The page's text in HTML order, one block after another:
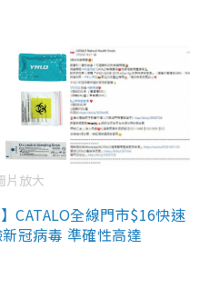
片放大
CATALO全線門市$16快速
冠病毒 準確性高達